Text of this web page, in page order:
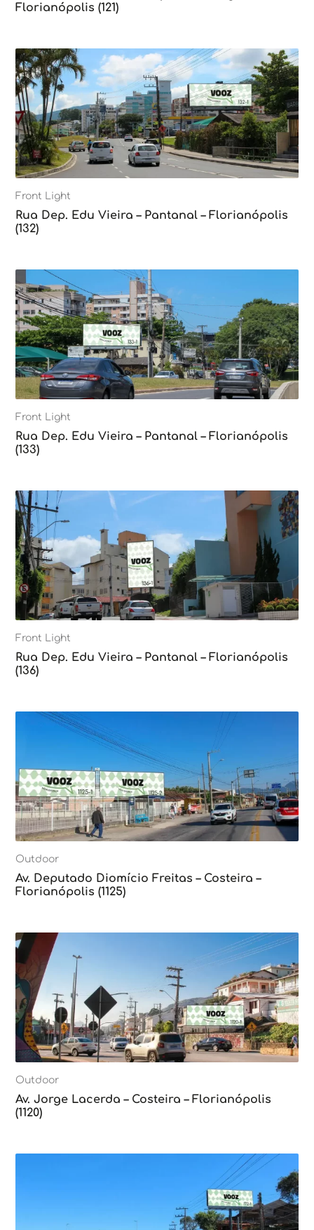
Florianópolis (121)
Front Light
Rua Dep. Edu Vieira – Pantanal – Florianópolis
(132)
Front Light
Rua Dep. Edu Vieira – Pantanal – Florianópolis
(133)
Front Light
Rua Dep. Edu Vieira – Pantanal – Florianópolis
(136)
Outdoor
Av. Deputado Diomício Freitas – Costeira –
Florianópolis (1125)
Outdoor
Av. Jorge Lacerda – Costeira – Florianópolis
(1120)